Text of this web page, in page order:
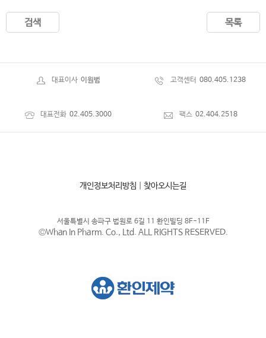
검색 목록
대표이사 이원범 고객센터 080.405.1238
대표전화 02.405.3000 팩스 02.404.2518
개인정보처리방침 찾아오시는길
서울특별시 송파구 법원로 6길 11 환인빌딩 8F-11F
©Whan In Pharm. Co., Ltd. ALL RIGHTS RESERVED.